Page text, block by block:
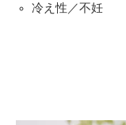
冷え性／不妊